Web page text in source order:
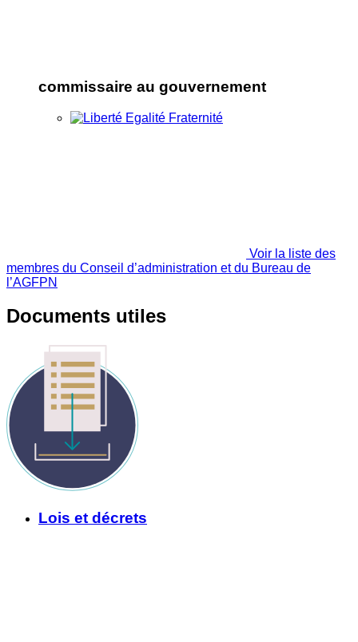
commissaire au gouvernement
Voir la liste des
membres du Conseil d’administration et du Bureau de
l’AGFPN
Documents utiles
Lois et décrets